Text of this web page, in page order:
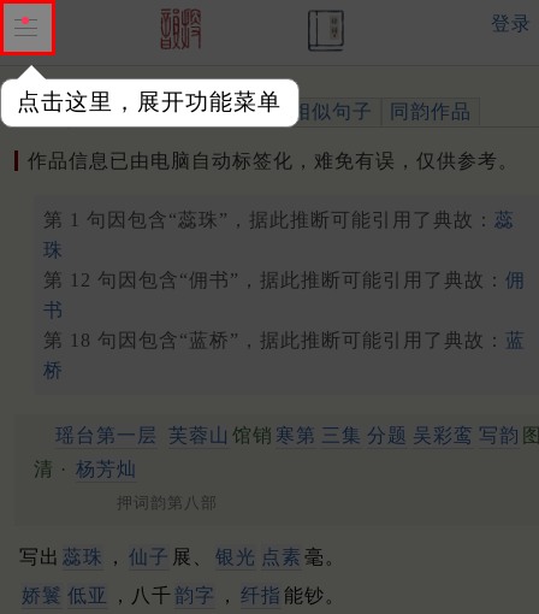
点击这里，展开功能菜单
登录
作品 标注四声 出处、引用 相似句子 同韵作品
作品信息已由电脑自动标签化，难免有误，仅供参考。
第 1 句因包含“蕊珠”，据此推断可能引用了典故： 蕊
珠
第 12 句因包含“佣书”，据此推断可能引用了典故： 佣
书
第 18 句因包含“蓝桥”，据此推断可能引用了典故： 蓝
桥
瑶台第一层 芙蓉山 馆销 寒第 三集 分题 吴彩鸾 写韵
清 · 杨芳灿
押词韵第八部
写出 蕊珠 ， 仙子 展、 银光 点素 毫。
娇鬟 低亚 ，八千韵字 ， 纤指 能钞。